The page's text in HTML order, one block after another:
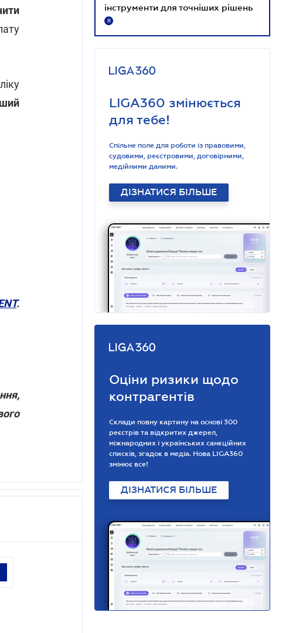
.
інструменти для точніших рішень
R
LIGA360 змінюється
для тебе!
Спільне поле для роботи із правовими,
судовими, реєстровими, договірними,
медійними даними.
ДІЗНАТИСЯ БІЛЬШЕ
Оціни ризики щодо
контрагентів
Склади повну картину на основі 300
реєстрів та відкритих джерел,
міжнародних і українських санкційних
списків, згадок в медіа. Нова LIGA360
змінює все!
ДІЗНАТИСЯ БІЛЬШЕ